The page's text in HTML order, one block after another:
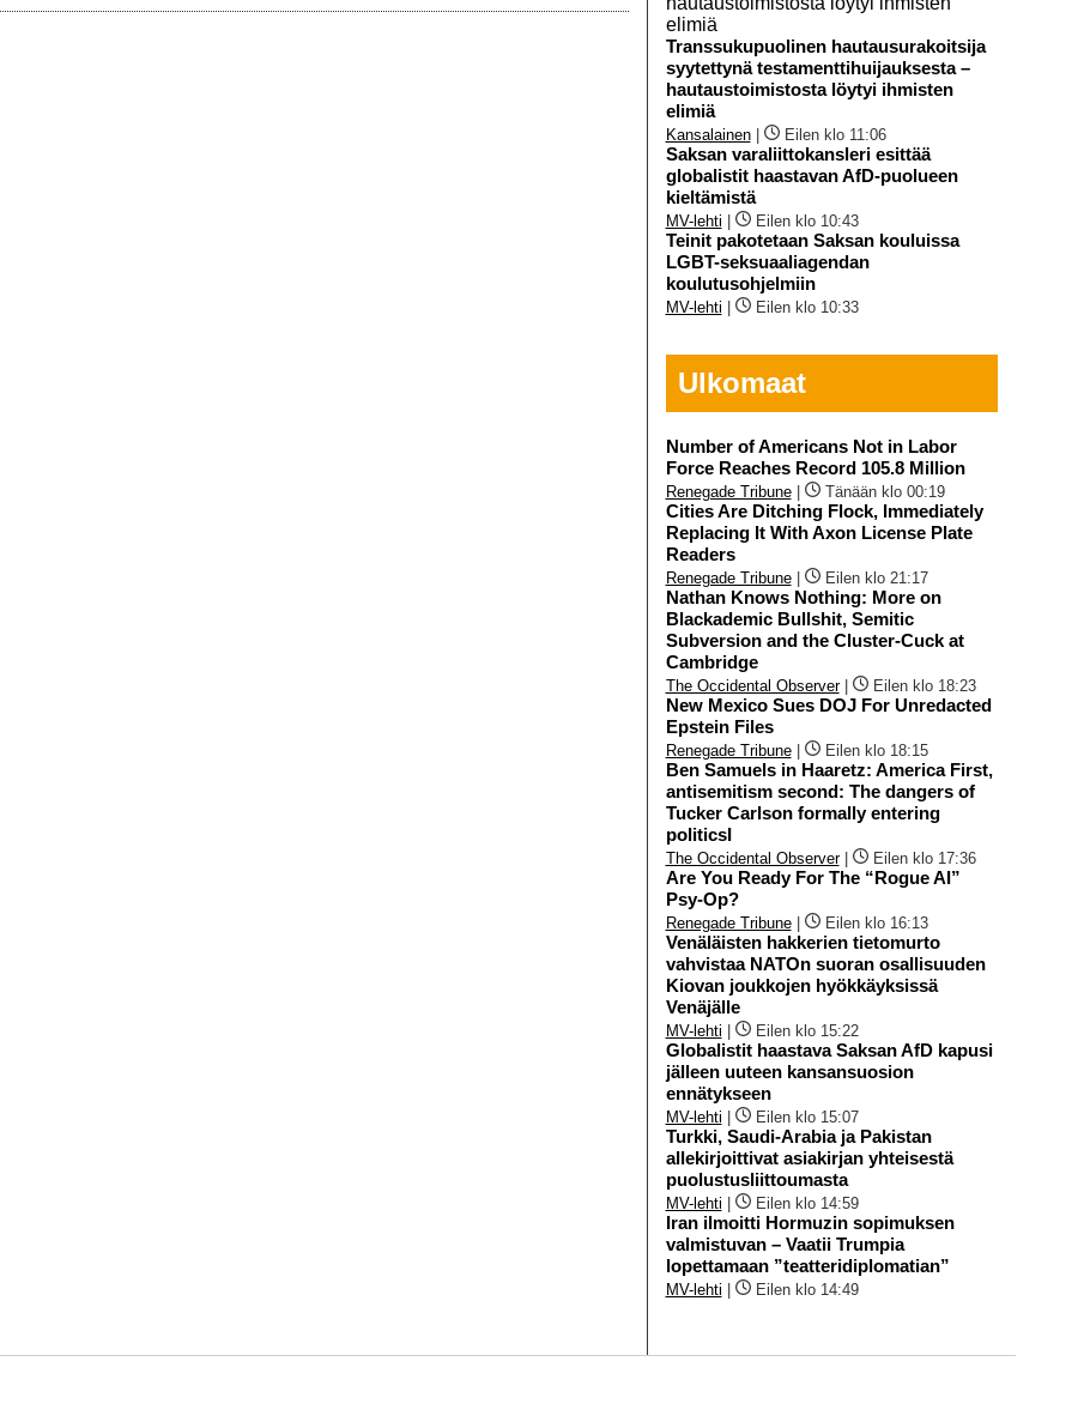
Transsukupuolinen hautausurakoitsija
syytettynä testamenttihuijauksesta –
hautaustoimistosta löytyi ihmisten
elimiä
Kansalainen| Eilen klo 11:06
Saksan varaliittokansleri esittää
globalistit haastavan AfD-puolueen
kieltämistä
MV-lehti Eilen klo 10:43
Teinit pakotetaan Saksan kouluissa
LGBT-seksuaaliagendan
koulutusohjelmiin
MV-lehti Eilen klo 10:33
Ulkomaat
Number of Americans Not in Labor
Force Reaches Record 105.8 Million
Renegade Tribune| Tänään klo 00:19
Cities Are Ditching Flock, Immediately
Replacing It With Axon License Plate
Readers
Renegade Tribune| Eilen klo 21:17
Nathan Knows Nothing: More on
Blackademic Bullshit, Semitic
Subversion and the Cluster-Cuck at
Cambridge
The Occidental Observer| Eilen klo 18:23
New Mexico Sues DOJ For Unredacted
Epstein Files
Renegade Tribune| Eilen klo 18:15
Ben Samuels in Haaretz: America First,
antisemitism second: The dangers of
Tucker Carlson formally entering
politicsI
The Occidental Observer| Eilen klo 17:36
Are You Ready For The “Rogue AI”
Psy-Op?
Renegade Tribune| Eilen klo 16:13
Venäläisten hakkerien tietomurto
vahvistaa NATOn suoran osallisuuden
Kiovan joukkojen hyökkäyksissä
Venäjälle
MV-lehti Eilen klo 15:22
Globalistit haastava Saksan AfD kapusi
jälleen uuteen kansansuosion
ennätykseen
MV-lehti Eilen klo 15:07
Turkki, Saudi-Arabia ja Pakistan
allekirjoittivat asiakirjan yhteisestä
puolustusliittoumasta
MV-lehti Eilen klo 14:59
Iran ilmoitti Hormuzin sopimuksen
valmistuvan – Vaatii Trumpia
lopettamaan ”teatteridiplomatian”
MV-lehti Eilen klo 14:49